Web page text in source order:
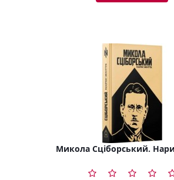
Микола Сціборський.